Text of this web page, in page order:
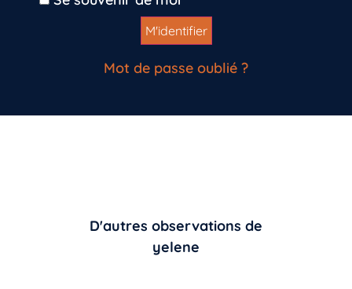
Mot de passe oublié ?
D'autres observations de
yelene